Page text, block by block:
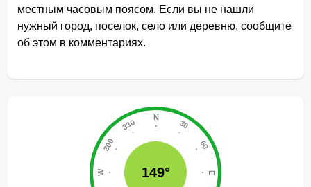
местным часовым поясом. Если вы не нашли
нужный город, поселок, село или деревню, сообщите
об этом в комментариях.
149°